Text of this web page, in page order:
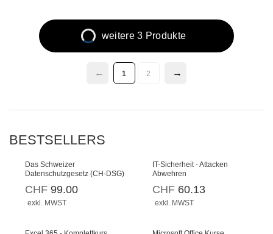
weitere 3 Produkte
1 2
BESTSELLERS
Das Schweizer
Datenschutzgesetz (CH-DSG)
CHF 99.00
exkl. MWST
IT-Sicherheit - Attacken
Abwehren
CHF 60.13
exkl. MWST